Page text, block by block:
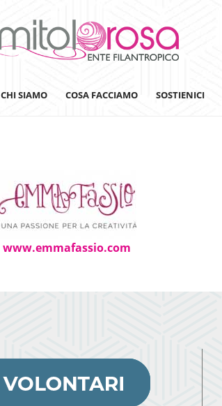
CHI SIAMO COSA FACCIAMO
Lanaterapia
Ricerca
Sensibilizzazione
SOSTIENICI
www.emmafassio.com